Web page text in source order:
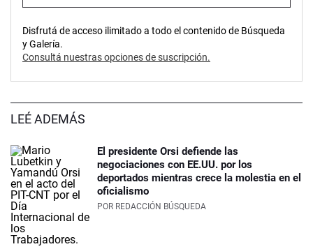
Disfrutá de acceso ilimitado a todo el contenido de Búsqueda
y Galería.
Consultá nuestras opciones de suscripción.
LEÉ ADEMÁS
El presidente Orsi defiende las
negociaciones con EE.UU. por los
deportados mientras crece la molestia en el
oficialismo
POR REDACCIÓN BÚSQUEDA